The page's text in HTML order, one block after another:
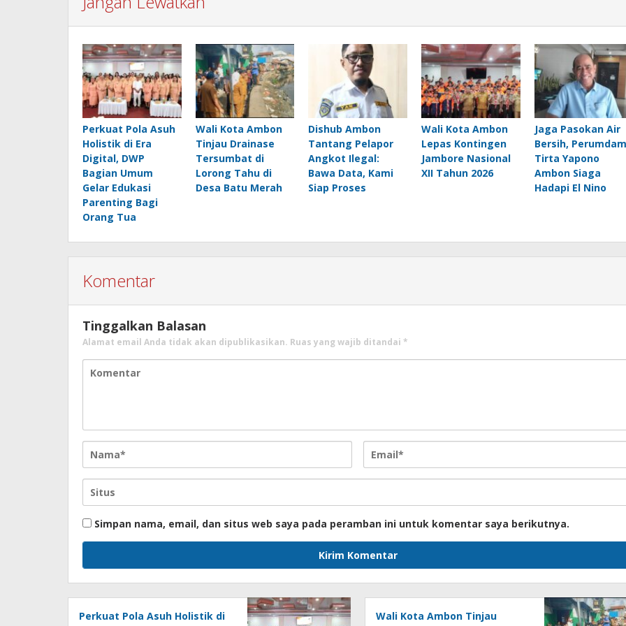
Perkuat Pola Asuh
Holistik di Era
Digital, DWP
Bagian Umum
Gelar Edukasi
Parenting Bagi
Orang Tua
Wali Kota Ambon
Tinjau Drainase
Tersumbat di
Lorong Tahu di
Desa Batu Merah
Dishub Ambon
Tantang Pelapor
Angkot Ilegal:
Bawa Data, Kami
Siap Proses
Wali Kota Ambon
Lepas Kontingen
Jambore Nasional
XII Tahun 2026
Jaga Pasokan Air
Bersih, Perumdam
Tirta Yapono
Ambon Siaga
Hadapi El Nino
Komentar
Tinggalkan Balasan
Alamat email Anda tidak akan dipublikasikan. Ruas yang wajib ditandai *
Simpan nama, email, dan situs web saya pada peramban ini untuk komentar saya berikutnya.
Perkuat Pola Asuh Holistik di
Wali Kota Ambon Tinjau